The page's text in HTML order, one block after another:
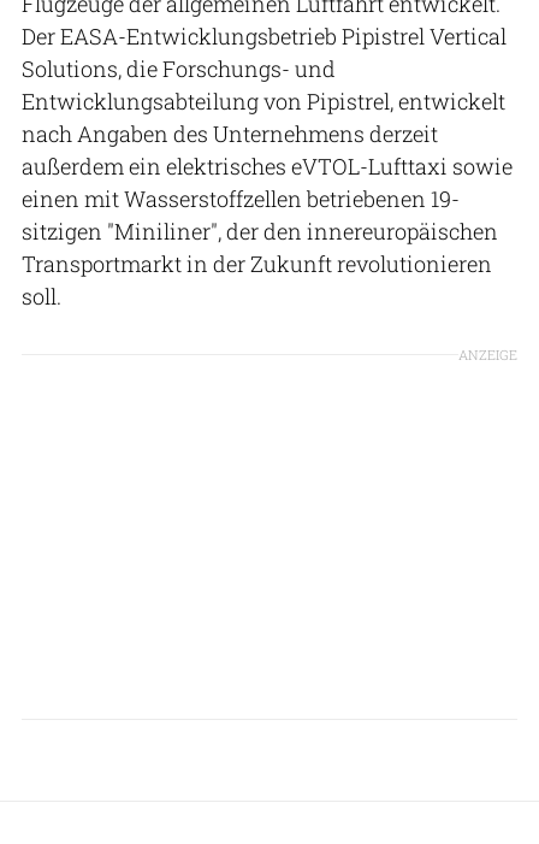
Der EASA-Entwicklungsbetrieb Pipistrel Vertical
Solutions, die Forschungs- und
Entwicklungsabteilung von Pipistrel, entwickelt
nach Angaben des Unternehmens derzeit
außerdem ein elektrisches eVTOL-Lufttaxi sowie
einen mit Wasserstoffzellen betriebenen 19-
sitzigen "Miniliner", der den innereuropäischen
Transportmarkt in der Zukunft revolutionieren
soll.
ANZEIGE